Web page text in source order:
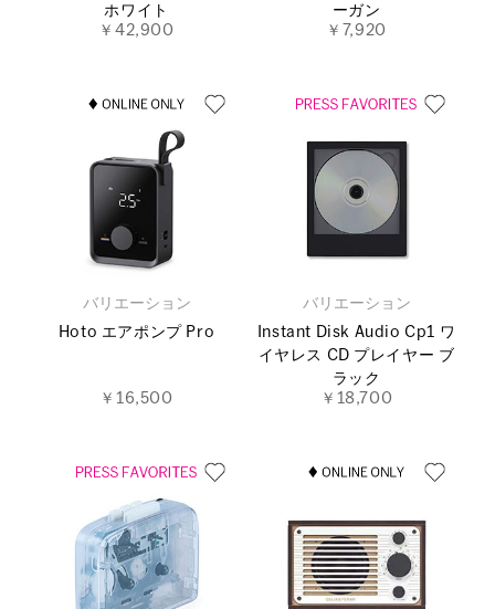
ホワイト
￥42,900
ーガン
￥7,920
バリエーション
Hoto エアポンプ Pro
￥16,500
バリエーション
Instant Disk Audio Cp1 ワ
イヤレス CD プレイヤー ブ
ラック
￥18,700